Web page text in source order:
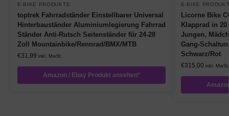
E-BIKE PRODUKTE
toptrek Fahrradständer Einstellbarer Universal
Hinterbauständer Aluminiumlegierung Fahrrad
Ständer Anti-Rutsch Seitenständer für 24-28
Zoll Mountainbike/Rennrad/BMX/MTB
€31,99 inkl. MwSt.
Amazon / Ebay Produkt ansehen*
E-BIKE
Licorne Bike
Klapprad in
Jungen,
Gang-
Schwarz/Rot
€315,00 inkl. MwSt.